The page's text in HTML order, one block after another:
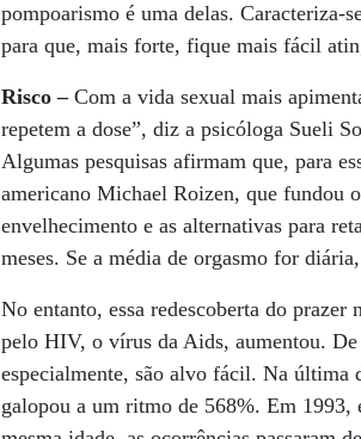
pompoarismo é uma delas. Caracteriza-
para que, mais forte, fique mais fácil
Risco –Com a vida sexual mais
repetem a dose”, diz a psicóloga Sueli
Algumas pesquisas afirmam que, para
americano Michael Roizen, que fundou
envelhecimento e as alternativas para
meses. Se a média de orgasmo for
No entanto, essa redescoberta do
pelo HIV, o vírus da Aids, aumentou.
especialmente, são alvo fácil. Na última
galopou a um ritmo de 568%. Em 1993,